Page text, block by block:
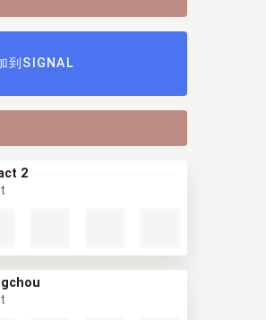
到SIGNAL
2